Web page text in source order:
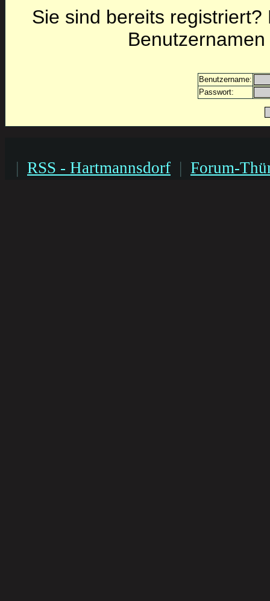
Sie sind bereits
Benutzername:
Passwort:
| RSS - Hartmannsdorf | Forum-